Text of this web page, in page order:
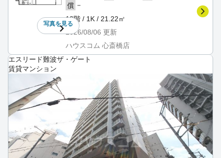
写真を見る
償 －
13階 / 1K / 21.22㎡
2026/08/06 更新
ハウスコム 心斎橋店
エスリード難波ザ・ゲート
賃貸マンション